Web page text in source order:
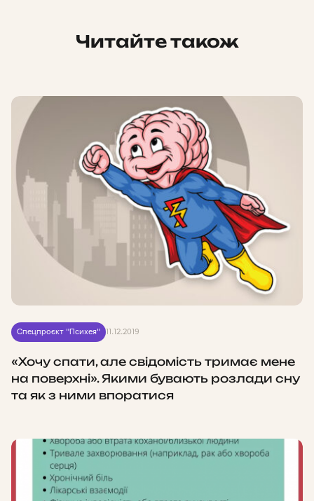
Читайте також
Спецпроєкт "Психея" 11.12.2019
«Хочу спати, але свідомість тримає мене
на поверхні». Якими бувають розлади сну
та як з ними впоратися